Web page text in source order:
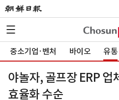
중소기업·벤처 바이오 유통
야놀자, 골프장 ERP 업
효율화 수순